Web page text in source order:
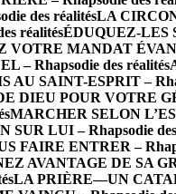
des réalitésLA
réalitésÉDUQUEZ-LES
VOTRE MANDAT
– Rhapsodie des réalités
AU SAINT-ESPRIT –
DIEU POUR VOTRE
MARCHER SELON
LUI – Rhapsodie
FAIRE ENTRER –
AVANTAGE DE SA
LA PRIÈRE—UN